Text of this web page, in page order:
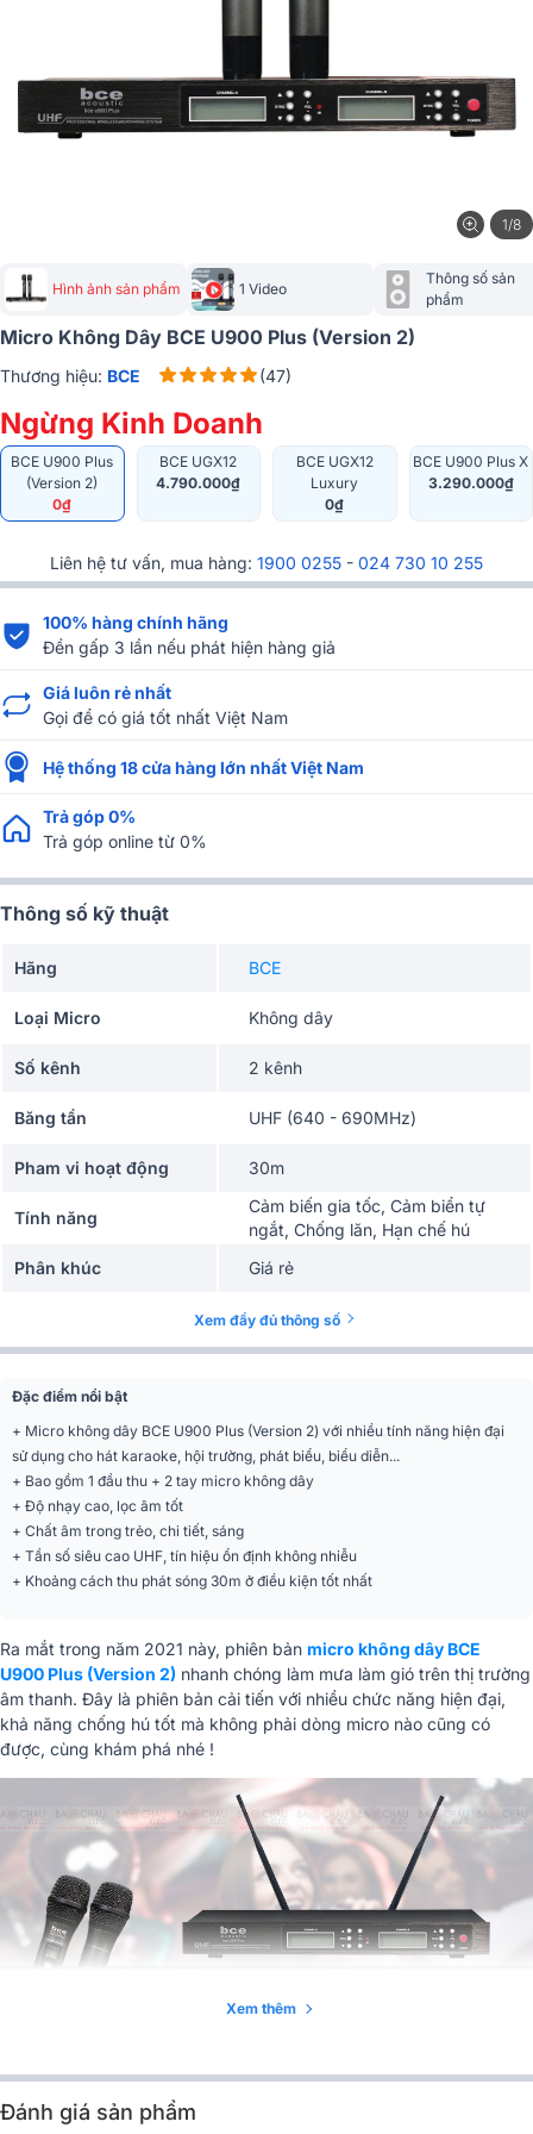
1/8
Hình ảnh sản phẩm 1 Video
Thông số sản
phẩm
Micro Không Dây BCE U900 Plus (Version 2)
Thương hiệu: BCE (47)
Ngừng Kinh Doanh
BCE U900 Plus
(Version 2)
0₫
BCE UGX12
4.790.000₫
BCE UGX12
Luxury
0₫
BCE U900 Plus X
3.290.000₫
Liên hệ tư vấn, mua hàng: 1900 0255 - 024 730 10 255
100% hàng chính hãng
Đền gấp 3 lần nếu phát hiện hàng giả
Giá luôn rẻ nhất
Gọi để có giá tốt nhất Việt Nam
Hệ thống 18 cửa hàng lớn nhất Việt Nam
Trả góp 0%
Trả góp online từ 0%
Thông số kỹ thuật
Hãng BCE
Loại Micro Không dây
Số kênh 2 kênh
Băng tần UHF (640 - 690MHz)
Pham vi hoạt động 30m
Tính năng
Cảm biến gia tốc, Cảm biển tự
ngắt, Chống lăn, Hạn chế hú
Phân khúc
Giá rẻ
Xem đầy đủ thông số
Đặc điểm nổi bật
+ Micro không dây BCE U900 Plus (Version 2) với nhiều tính năng hiện đại
sử dụng cho hát karaoke, hội trường, phát biểu, biểu diễn...
+ Bao gồm 1 đầu thu + 2 tay micro không dây
+ Độ nhạy cao, lọc âm tốt
+ Chất âm trong trẻo, chi tiết, sáng
+ Tần số siêu cao UHF, tín hiệu ổn định không nhiễu
+ Khoảng cách thu phát sóng 30m ở điều kiện tốt nhất
Ra mắt trong năm 2021 này, phiên bản micro không dây BCE
U900 Plus (Version 2) nhanh chóng làm mưa làm gió trên thị trường
âm thanh. Đây là phiên bản cải tiến với nhiều chức năng hiện đại,
khả năng chống hú tốt mà không phải dòng micro nào cũng có
được, cùng khám phá nhé !
Đánh giá thiết kế Micro không dây BCE U900 Plus
Xem thêm
Đánh giá sản phẩm